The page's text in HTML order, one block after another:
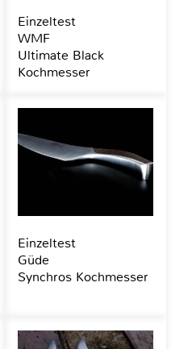
Einzeltest
WMF
Ultimate Black
Kochmesser
Einzeltest
Güde
Synchros Kochmesser